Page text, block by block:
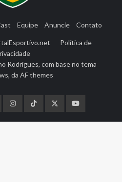
Equipe Anuncie Contato
Política de
Rodrigues, com base no tema
, da AF themes